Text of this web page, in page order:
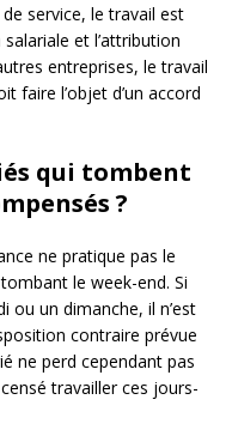
service, le travail est
et l’attribution
entreprises, le travail
faire l’objet d’un accord
qui tombent
?
ne pratique pas le
le week-end. Si
ou un dimanche, il n’est
contraire prévue
ne perd cependant pas
travailler ces jours-